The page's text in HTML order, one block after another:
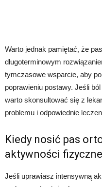
Warto jednak pamiętać, że
długoterminowym
tymczasowe wsparcie, aby
poprawieniu postawy. Jeśli
warto skonsultować się z
problemu i odpowiednie
Kiedy nosić pas
aktywności
Jeśli uprawiasz intensywną